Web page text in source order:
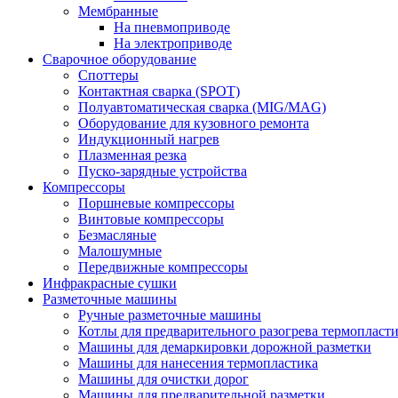
Мембранные
На пневмоприводе
На электроприводе
Сварочное оборудование
Споттеры
Контактная сварка (SPOT)
Полуавтоматическая сварка (MIG/MAG)
Оборудование для кузовного ремонта
Индукционный нагрев
Плазменная резка
Пуско-зарядные устройства
Компрессоры
Поршневые компрессоры
Винтовые компрессоры
Безмасляные
Малошумные
Передвижные компрессоры
Инфракрасные сушки
Разметочные машины
Ручные разметочные машины
Котлы для предварительного разогрева
Машины для демаркировки дорожной разметки
Машины для нанесения термопластика
Машины для очистки дорог
Машины для предварительной разметки